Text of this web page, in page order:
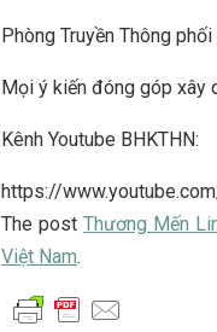
Phòng Truyền Thông
Mọi ý kiến đóng góp xây
Kênh Youtube BHKTHN:
https://
The post Thương Mến
Việt Nam.